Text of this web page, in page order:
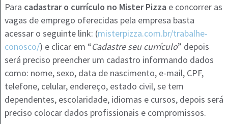
Para cadastrar o currículo no Mister Pizza e concorrer as
vagas de emprego oferecidas pela empresa basta
acessar o seguinte link: (misterpizza.com.br/trabalhe-
conosco/) e clicar em “Cadastre seu currículo” depois
será preciso preencher um cadastro informando dados
como: nome, sexo, data de nascimento, e-mail, CPF,
telefone, celular, endereço, estado civil, se tem
dependentes, escolaridade, idiomas e cursos, depois será
preciso colocar dados profissionais e compromissos.